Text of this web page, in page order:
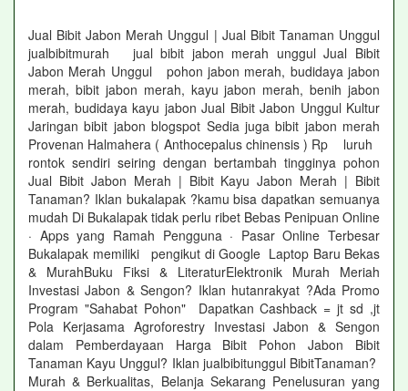
Jual Bibit Jabon Merah Unggul | Jual Bibit Tanaman Unggul
jualbibitmurah jual bibit jabon merah unggul Jual Bibit
Jabon Merah Unggul pohon jabon merah, budidaya jabon
merah, bibit jabon merah, kayu jabon merah, benih jabon
merah, budidaya kayu jabon Jual Bibit Jabon Unggul Kultur
Jaringan bibit jabon blogspot Sedia juga bibit jabon merah
Provenan Halmahera ( Anthocepalus chinensis ) Rp luruh
rontok sendiri seiring dengan bertambah tingginya pohon
Jual Bibit Jabon Merah | Bibit Kayu Jabon Merah | Bibit
Tanaman? Iklan bukalapak ?kamu bisa dapatkan semuanya
mudah Di Bukalapak tidak perlu ribet Bebas Penipuan Online
· Apps yang Ramah Pengguna · Pasar Online Terbesar
Bukalapak memiliki pengikut di Google Laptop Baru Bekas
& MurahBuku Fiksi & LiteraturElektronik Murah Meriah
Investasi Jabon & Sengon? Iklan hutanrakyat ?Ada Promo
Program "Sahabat Pohon" Dapatkan Cashback = jt sd ,jt
Pola Kerjasama Agroforestry Investasi Jabon & Sengon
dalam Pemberdayaan Harga Bibit Pohon Jabon Bibit
Tanaman Kayu Unggul? Iklan jualbibitunggul BibitTanaman?
Murah & Berkualitas, Belanja Sekarang Penelusuran yang